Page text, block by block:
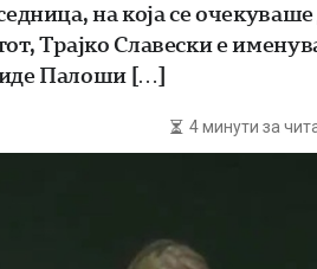
на која се
Трајко Славески е
Палоши […]
4 минути за